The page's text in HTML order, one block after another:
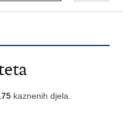
kaznenih djela.